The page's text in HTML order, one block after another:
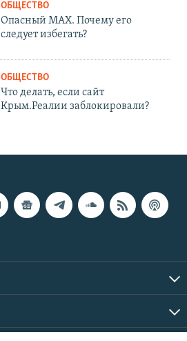
ОБЩЕСТВО
Опасный MAX. Почему его
следует избегать?
ОБЩЕСТВО
Что делать, если сайт
Крым.Реалии заблокировали?